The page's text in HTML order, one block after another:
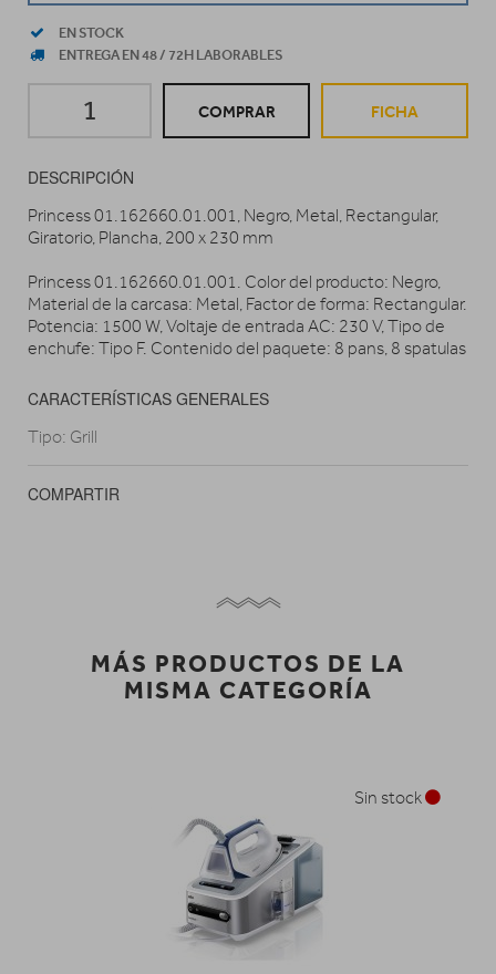
EN STOCK
ENTREGA EN 48 / 72H LABORABLES
COMPRAR FICHA
DESCRIPCIÓN
Princess 01.162660.01.001, Negro, Metal, Rectangular,
Giratorio, Plancha, 200 x 230 mm
Princess 01.162660.01.001. Color del producto: Negro,
Material de la carcasa: Metal, Factor de forma: Rectangular.
Potencia: 1500 W, Voltaje de entrada AC: 230 V, Tipo de
enchufe: Tipo F. Contenido del paquete: 8 pans, 8 spatulas
CARACTERÍSTICAS GENERALES
Tipo: Grill
COMPARTIR
MÁS PRODUCTOS DE LA
MISMA CATEGORÍA
Sin stock